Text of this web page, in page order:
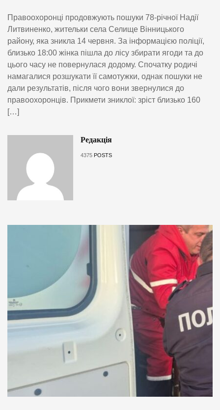
Правоохоронці продовжують пошуки 78-річної Надії
Литвиненко, жительки села Селище Вінницького
району, яка зникла 14 червня. За інформацією поліції,
близько 18:00 жінка пішла до лісу збирати ягоди та до
цього часу не повернулася додому. Спочатку родичі
намагалися розшукати її самотужки, однак пошуки не
дали результатів, після чого вони звернулися до
правоохоронців. Прикмети зниклої: зріст близько 160
[…]
Редакція
4375 POSTS